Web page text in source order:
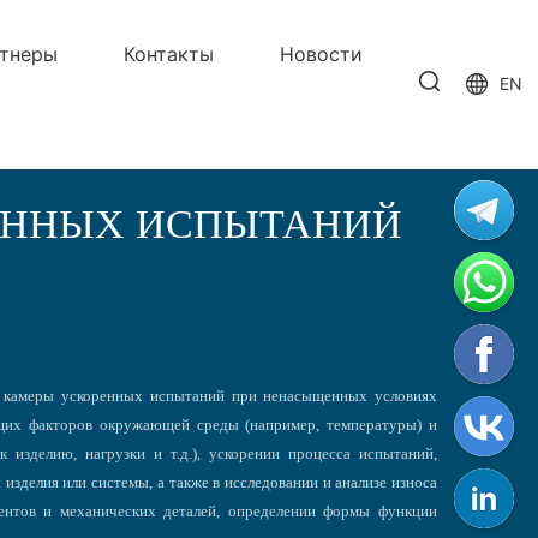
Контакты Новости
EN
ИСПЫТАНИЙ
ускоренных испытаний при ненасыщенных условиях
факторов окружающей среды (например, температуры) и
нагрузки и т.д.), ускорении процесса испытаний,
или системы, а также в исследовании и анализе износа
и механических деталей, определении формы функции